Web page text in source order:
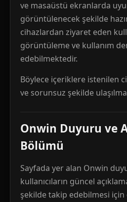
ve masaüstü ekranlarda
görüntülenecek şekilde
cihazlardan ziyaret eden
görüntüleme ve kullanım
edebilmektedir.
Böylece içeriklere istenilen
ve sorunsuz şekilde
Onwin Duyuru ve
Bölümü
Sayfada yer alan Onwin
kullanıcıların güncel
şekilde takip edebilmesi